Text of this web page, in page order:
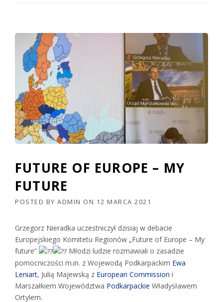
FUTURE OF EUROPE – MY
FUTURE
POSTED BY ADMIN ON 12 MARCA 2021
Grzegorz Nieradka uczestniczył dzisiaj w debacie
Europejskiego Komitetu Regionów „Future of Europe – My
future”
Młodzi ludzie rozmawiali o zasadzie
pomocniczości m.in. z Wojewodą Podkarpackim Ewa
Leniart, Julią Majewską z European Commission i
Marszałkiem Województwa Podkarpackie Władysławem
Ortylem.